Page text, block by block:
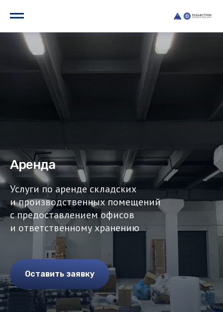
Аренда
Услуги по аренде складских
и производственных помещений
с предоставлением офисов
и ответственному хранению
Оставить заявку